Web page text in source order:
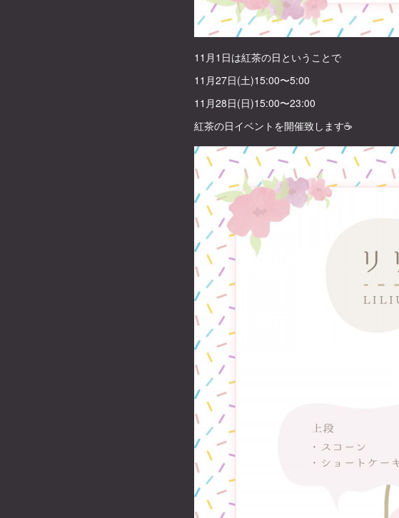
11月1日は紅茶の日ということで
11月27日(土)15:00〜5:00
11月28日(日)15:00〜23:00
紅茶の日イベントを開催致します☕️